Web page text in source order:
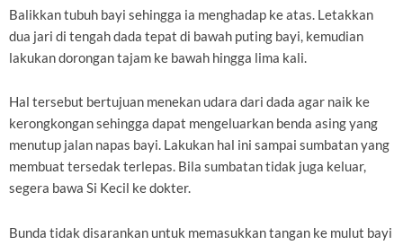
Balikkan tubuh bayi sehingga ia menghadap ke atas. Letakkan
dua jari di tengah dada tepat di bawah puting bayi, kemudian
lakukan dorongan tajam ke bawah hingga lima kali.
Hal tersebut bertujuan menekan udara dari dada agar naik ke
kerongkongan sehingga dapat mengeluarkan benda asing yang
menutup jalan napas bayi. Lakukan hal ini sampai sumbatan yang
membuat tersedak terlepas. Bila sumbatan tidak juga keluar,
segera bawa Si Kecil ke dokter.
Bunda tidak disarankan untuk memasukkan tangan ke mulut bayi